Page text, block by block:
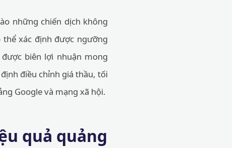
những chiến dịch không
xác định được ngưỡng
biên lợi nhuận mong
điều chỉnh giá thầu, tối
Google và mạng xã hội.
quả quảng